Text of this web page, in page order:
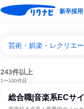
新卒採用
芸術・娯楽・レクリエ
243件以上
1〜100件目
総合職|音楽系ECサ